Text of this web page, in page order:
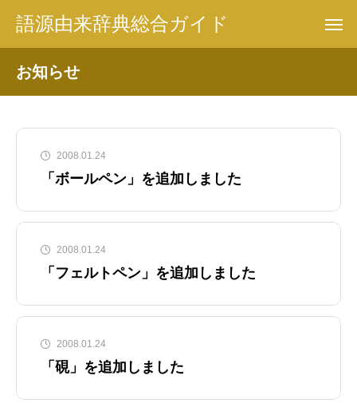
語源由来辞典総合ガイド
お知らせ
2008.01.24
「ボールペン」を追加しました
2008.01.24
「フェルトペン」を追加しました
2008.01.24
「硯」を追加しました